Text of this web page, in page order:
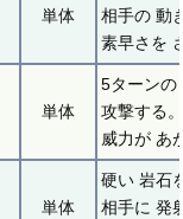
単体
相手の 動
素早さを
単体
5ターンの
攻撃する
威力が あ
単体
硬い 岩石
相手に 発